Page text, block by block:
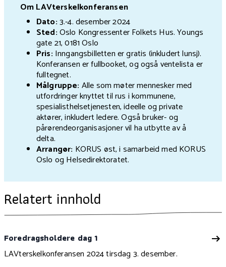
Om LAVterskelkonferansen
Dato:3.-4. desember 2024
Sted:Oslo Kongressenter Folkets Hus. Youngs
gate 21, 0181 Oslo
Pris: Inngangsbilletten er gratis (inkludert lunsj).
Konferansen er fullbooket, og også ventelista er
fulltegnet.
Målgruppe: Alle som møter mennesker med
utfordringer knyttet til rus i kommunene,
spesialisthelsetjenesten, ideelle og private
aktører, inkludert ledere. Også bruker- og
pårørendeorganisasjoner vil ha utbytte av å
delta.
Arrangør: KORUS øst, i samarbeid med KORUS
Oslo og Helsedirektoratet.
Relatert innhold
Foredragsholdere dag 1
LAVterskelkonferansen 2024 tirsdag 3. desember.